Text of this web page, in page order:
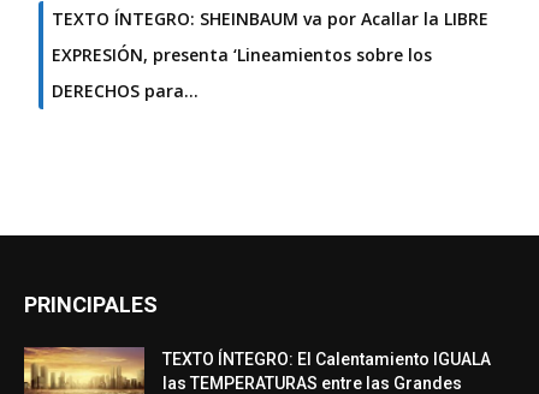
TEXTO ÍNTEGRO: SHEINBAUM va por Acallar la LIBRE
EXPRESIÓN, presenta ‘Lineamientos sobre los
DERECHOS para…
PRINCIPALES
TEXTO ÍNTEGRO: El Calentamiento IGUALA
las TEMPERATURAS entre las Grandes